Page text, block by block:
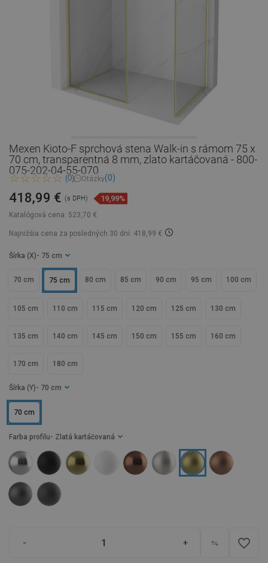
Mexen Kioto-F sprchová stena Walk-in s rámom 75 x
70 cm, transparentná 8 mm, zlato kartáčovaná - 800-
075-202-04-55-070
(0) Otázky(0)
Katalógová cena: 523,70 €
418,99 € (s DPH) 19,99%
Najnižšia cena za posledných 30 dní: 418,99 €
Farba profilu - Zlatá kartáčovaná
Šírka (X) - 75 cm
70 cm 75 cm 80 cm 85 cm 90 cm 95 cm 100 cm
105 cm 110 cm 115 cm 120 cm 125 cm 130 cm
135 cm 140 cm 145 cm 150 cm 155 cm 160 cm
170 cm 180 cm
Šírka (Y) - 70 cm
70 cm
- + favorite_border